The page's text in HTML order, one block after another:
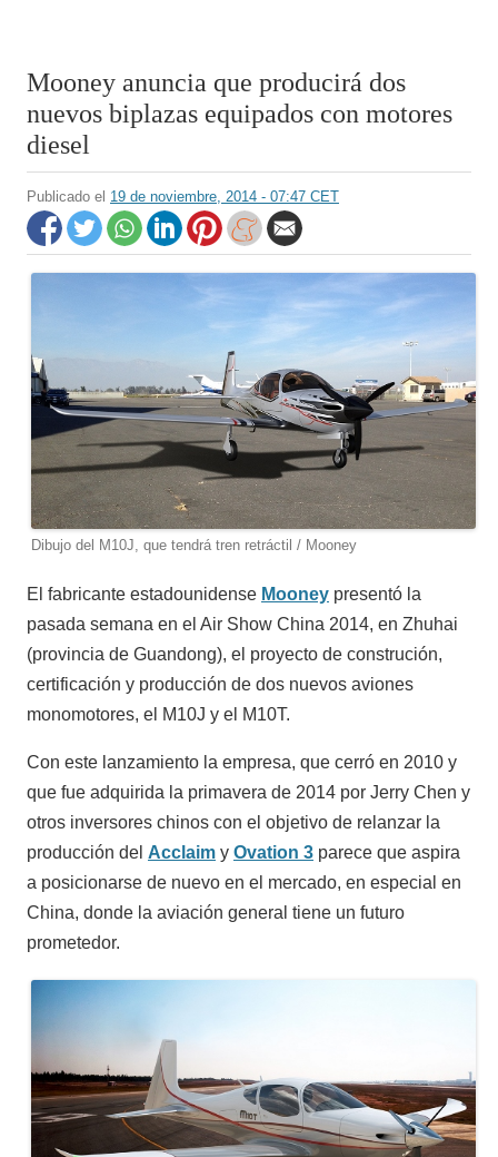
Mooney anuncia que producirá dos
nuevos biplazas equipados con motores
diesel
Publicado el 19 de noviembre, 2014 - 07:47 CET
Dibujo del M10J, que tendrá tren retráctil / Mooney
El fabricante estadounidense Mooney presentó la
pasada semana en el Air Show China 2014, en Zhuhai
(provincia de Guandong), el proyecto de construción,
certificación y producción de dos nuevos aviones
monomotores, el M10J y el M10T.
Con este lanzamiento la empresa, que cerró en 2010 y
que fue adquirida la primavera de 2014 por Jerry Chen y
otros inversores chinos con el objetivo de relanzar la
producción del Acclaim y Ovation 3 parece que aspira
a posicionarse de nuevo en el mercado, en especial en
China, donde la aviación general tiene un futuro
prometedor.